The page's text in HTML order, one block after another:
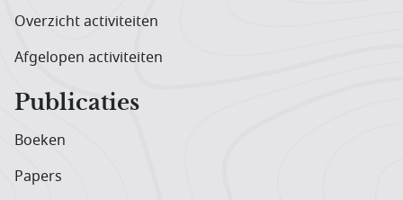
Overzicht activiteiten
Afgelopen activiteiten
Publicaties
Boeken
Papers